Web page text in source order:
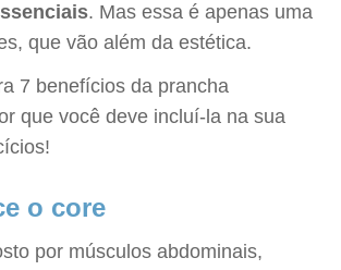
. Mas essa é apenas uma
que vão além da estética.
7 benefícios da prancha
que você deve incluí-la na sua
o core
por músculos abdominais,